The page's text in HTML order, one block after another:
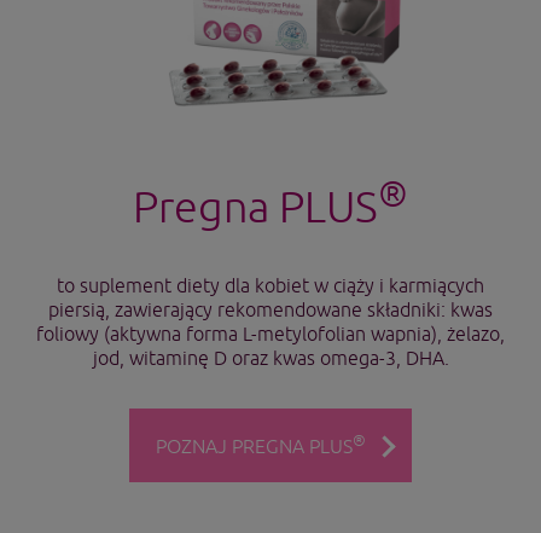
Pregna PLUS®
to suplement diety dla kobiet w ciąży i karmiących
piersią, zawierający rekomendowane składniki: kwas
foliowy (aktywna forma L-metylofolian wapnia), żelazo,
jod, witaminę D oraz kwas omega-3, DHA.
POZNAJ PREGNA PLUS®